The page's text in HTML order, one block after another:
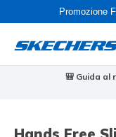
Promozione
🎒 Guida al